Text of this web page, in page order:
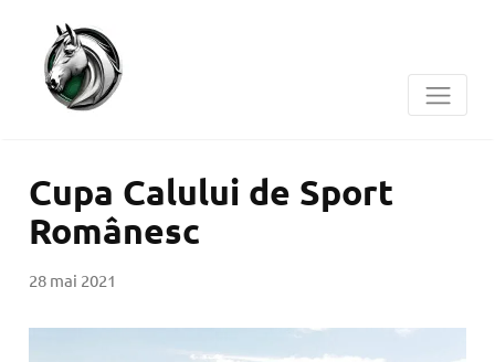
Cupa Calului de Sport
Românesc
28 mai 2021